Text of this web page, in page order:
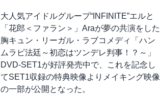
大人気アイドルグループ“INFINITE”エルと
「花郎＜ファラン＞」Araが夢の共演をした
胸キュン・リーガル・ラブコメディ「ハン
ムラビ法廷～初恋はツンデレ判事！？～」
DVD-SET1が好評発売中で、これを記念し
てSET1収録の特典映像よりメイキング映像
の一部が公開となった。